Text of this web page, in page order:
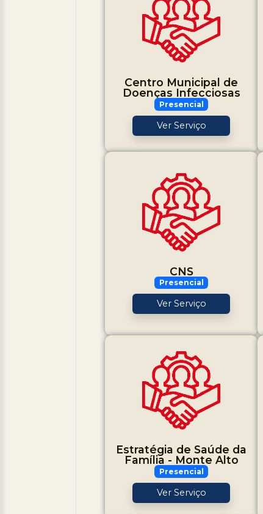
Centro Municipal de
Doenças Infecciosas
Presencial
Ver Serviço
CNS
Presencial
Ver Serviço
Estratégia de Saúde da
Família - Monte Alto
Presencial
Ver Serviço